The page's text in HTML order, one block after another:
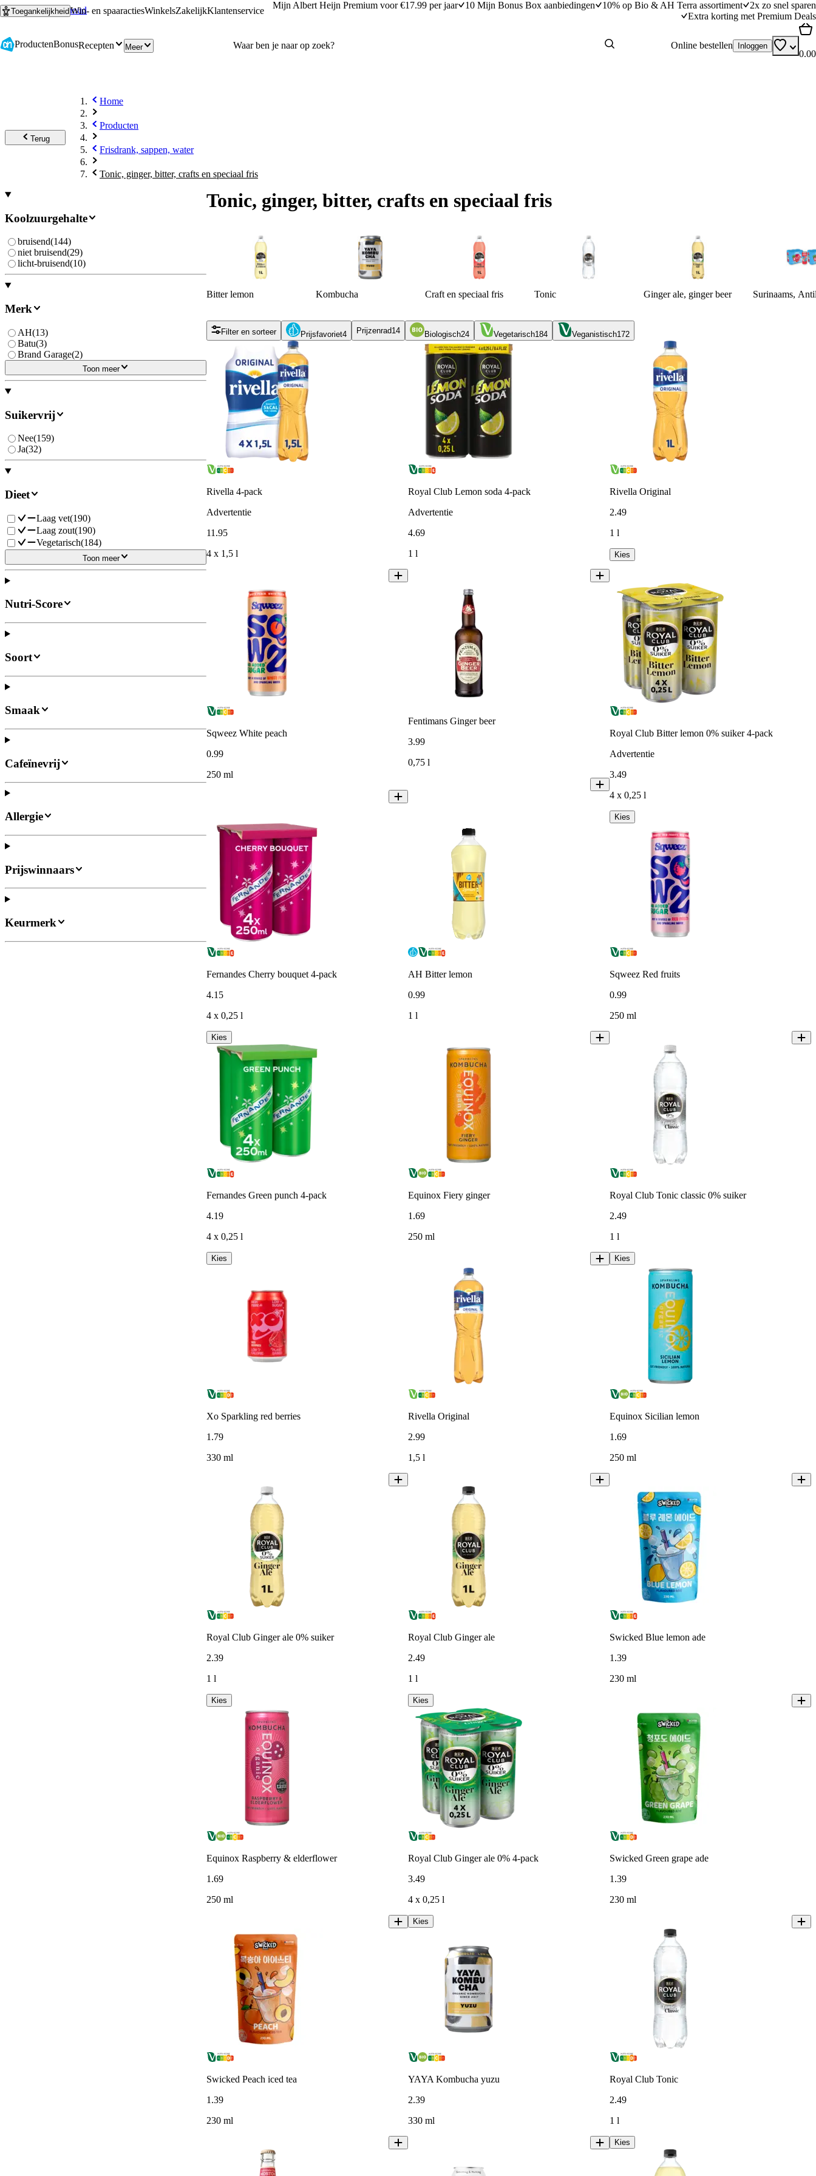
Ga naar hoofdinhoud
Ga naar zoeken
ToegankelijkheidWin- en spaaractiesWinkelsZakelijkKlantenservice
Mijn Albert Heijn Premium voor €17.99 per jaar 10 Mijn Bonus Box aanbiedingen 10% op Bio & AH Terra assortiment
2x zo snel sparen
Extra korting met Premium Deals
ProductenBonusRecepten Meer Online bestellen Inloggen
0.00
Terug
Home
Producten
Frisdrank, sappen, water
Tonic, ginger, bitter, crafts en speciaal fris
Koolzuurgehalte
bruisend(144)
niet bruisend(29)
licht-bruisend(10)
Merk
AH(13)
Batu(3)
Brand Garage(2)
Toon meer
Suikervrij
Nee(159)
Ja(32)
Dieet
Laag vet(190)
Laag zout(190)
Vegetarisch(184)
Toon meer
Nutri-Score
Soort
Smaak
Cafeïnevrij
Allergie
Prijswinnaars
Keurmerk
Tonic, ginger, bitter, crafts en speciaal fris
Bitter lemon Kombucha Craft en speciaal fris Tonic Ginger ale, ginger beer Surinaams,
Filter en sorteer Prijsfavoriet4 Prijzenrad14 Biologisch24 Vegetarisch184 Veganistisch172
Rivella 4-pack
Advertentie
11.95
4 x 1,5 l
Royal Club Lemon soda 4-pack
Advertentie
4.69
1 l
Rivella Original
2.49
1 l
Kies
Sqweez White peach
0.99
250 ml
Fentimans Ginger beer
3.99
0,75 l
Royal Club Bitter lemon 0% suiker 4-pack
Advertentie
3.49
4 x 0,25 l
Kies
Fernandes Cherry bouquet 4-pack
4.15
4 x 0,25 l
Kies
AH Bitter lemon
0.99
1 l
Sqweez Red fruits
0.99
250 ml
Fernandes Green punch 4-pack
4.19
4 x 0,25 l
Kies
Equinox Fiery ginger
1.69
250 ml
Royal Club Tonic classic 0% suiker
2.49
1 l
Kies
Xo Sparkling red berries
1.79
330 ml
Rivella Original
2.99
1,5 l
Equinox Sicilian lemon
1.69
250 ml
Royal Club Ginger ale 0% suiker
2.39
1 l
Kies
Royal Club Ginger ale
2.49
1 l
Kies
Swicked Blue lemon ade
1.39
230 ml
Equinox Raspberry & elderflower
1.69
250 ml
Royal Club Ginger ale 0% 4-pack
3.49
4 x 0,25 l
Kies
Swicked Green grape ade
1.39
230 ml
Swicked Peach iced tea
1.39
230 ml
YAYA Kombucha yuzu
2.39
330 ml
Royal Club Tonic
2.49
1 l
Kies